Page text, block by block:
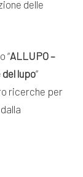
delle
“ALLUPO –
del lupo”
ricerche per